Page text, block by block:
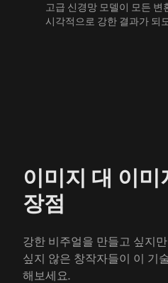
고급 신경망 모델이 모든 변
시각적으로 강한 결과가 되
이미지 대 이
장점
강한 비주얼을 만들고 싶지
싶지 않은 창작자들이 이 기
해보세요.